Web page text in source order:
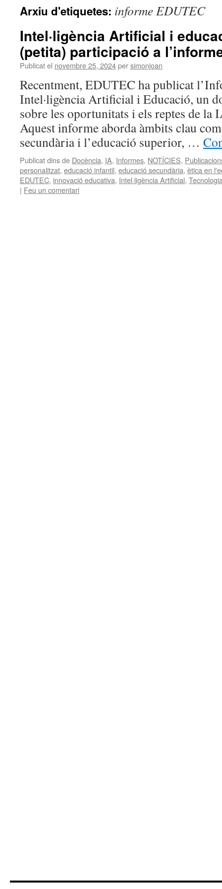
Arxiu d'etiquetes: informe EDUTEC
Intel·ligència Artificial i
(petita) participació a
Publicat el novembre 25, 2024persimonjoan
Recentment, EDUTEC ha publicat
Intel·ligència Artificial i Educació, un
sobre les oportunitats i els reptes de la
Aquest informe aborda àmbits clau
secundària i l’educació superior, …
Publicat dins de Docència, IA, Informes, NOTÍCIES,
personalitzat, educació infantil, educació secundària, ètica en
EDUTEC, innovació educativa, Intel·ligència Artificial,
| Feu un comentari